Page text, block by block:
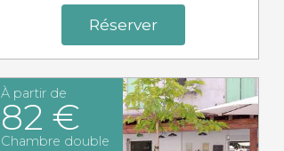
Réserver
À partir de
82 €
Chambre double